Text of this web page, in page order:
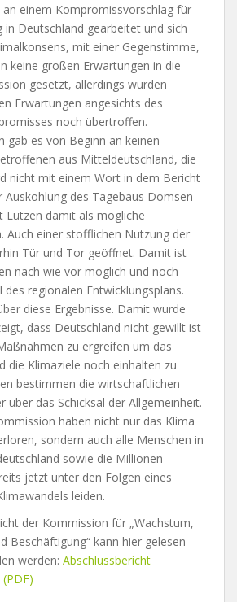
einem Kompromissvorschlag für
in Deutschland gearbeitet und sich
mit einer Gegenstimme,
keine großen Erwartungen in die
gesetzt, allerdings wurden
Erwartungen angesichts des
noch übertroffen.
gab es von Beginn an keinen
aus Mitteldeutschland, die
nicht mit einem Wort in dem Bericht
Auskohlung des Tagebaus Domsen
Lützen damit als mögliche
Auch einer stofflichen Nutzung der
Tür und Tor geöffnet. Damit ist
nach wie vor möglich und noch
regionalen Entwicklungsplans.
diese Ergebnisse. Damit wurde
dass Deutschland nicht gewillt ist
zu ergreifen um das
die Klimaziele noch einhalten zu
bestimmen die wirtschaftlichen
über das Schicksal der Allgemeinheit.
haben nicht nur das Klima
sondern auch alle Menschen in
sowie die Millionen
jetzt unter den Folgen eines
leiden.
der Kommission für „Wachstum,
Beschäftigung“ kann hier gelesen
werden: Abschlussbericht